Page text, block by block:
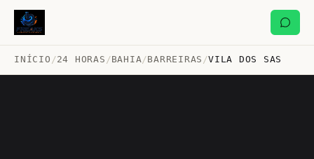
INÍCIO /24 HORAS /BAHIA/BARREIRAS /VILA DOS SAS